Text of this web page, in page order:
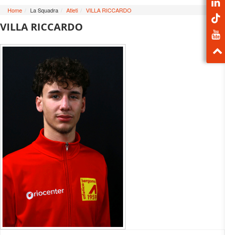
Home / La Squadra / Atleti / VILLA RICCARDO
VILLA RICCARDO